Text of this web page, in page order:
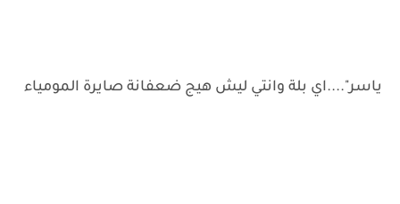
ياسر"....اي بلة وانتي ليش هيج ضعفانة صايرة المومياء